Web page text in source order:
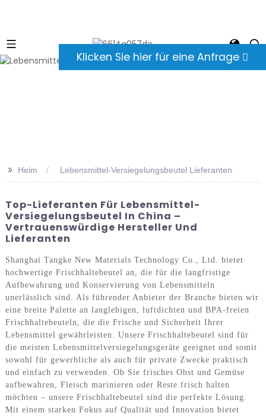
Klicken Sie hier für eine Anfrage
>> Heim Lebensmittel-Versiegelungsbeutel Lieferanten
Top-Lieferanten Für Lebensmittel-
Versiegelungsbeutel In China –
Vertrauenswürdige Hersteller Und
Lieferanten
Shanghai Tangke New Materials Technology Co., Ltd. bietet
hochwertige Frischhaltebeutel an, die für die langfristige
Aufbewahrung und Konservierung von Lebensmitteln
unerlässlich sind. Als führender Anbieter der Branche bieten wir
eine breite Palette an langlebigen, luftdichten und BPA-freien
Frischhaltebeuteln, die die Frische und Sicherheit Ihrer
Lebensmittel gewährleisten. Unsere Frischhaltebeutel sind für
die meisten Lebensmittelversiegelungsgeräte geeignet und somit
sowohl für gewerbliche als auch für private Zwecke praktisch
und einfach zu verwenden. Ob Sie frisches Obst und Gemüse
aufbewahren, Fleisch marinieren oder Reste frisch halten
möchten – unsere Frischhaltebeutel sind die perfekte Lösung.
Mit einem starken Fokus auf Qualität und Innovation bietet